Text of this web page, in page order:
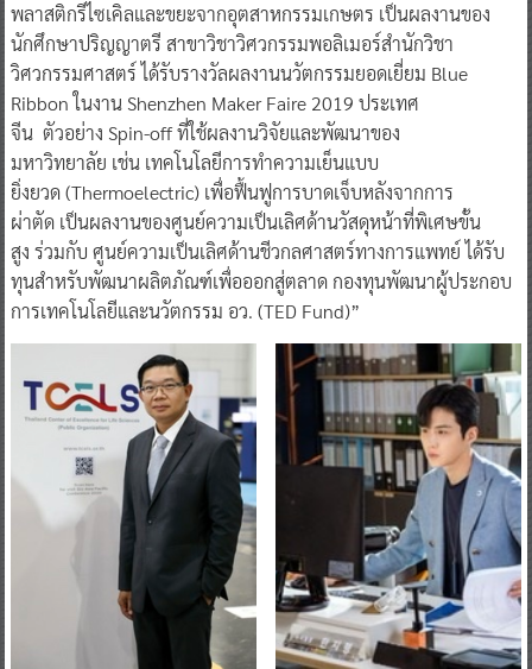
พลาสติกรีไซเคิลและขยะจากอุตสาหกรรมเกษตร เป็นผลงานของ
นักศึกษาปริญญาตรี สาขาวิชาวิศวกรรมพอลิเมอร์สำนักวิชา
วิศวกรรมศาสตร์ ได้รับรางวัลผลงานนวัตกรรมยอดเยี่ยม Blue
Ribbon ในงาน Shenzhen Maker Faire 2019 ประเทศ
จีน ตัวอย่าง Spin-off ที่ใช้ผลงานวิจัยและพัฒนาของ
มหาวิทยาลัย เช่น เทคโนโลยีการทำความเย็นแบบ
ยิ่งยวด (Thermoelectric) เพื่อฟื้นฟูการบาดเจ็บหลังจากการ
ผ่าตัด เป็นผลงานของศูนย์ความเป็นเลิศด้านวัสดุหน้าที่พิเศษขั้น
สูง ร่วมกับ ศูนย์ความเป็นเลิศด้านชีวกลศาสตร์ทางการแพทย์ ได้รับ
ทุนสำหรับพัฒนาผลิตภัณฑ์เพื่อออกสู่ตลาด กองทุนพัฒนาผู้ประกอบ
การเทคโนโลยีและนวัตกรรม อว. (TED Fund)”